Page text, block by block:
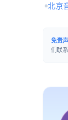
北京
免责
们联